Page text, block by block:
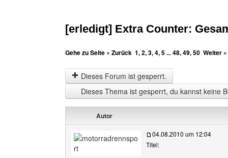
[erledigt] Extra Counter:
Gehe zu Seite « Zurück 1,2,3,4,5...48,49,50 Weiter »
Dieses Forum ist gesperrt.
Dieses Thema ist gesperrt, du kannst keine
Autor
04.08.2010 um 12:04
Titel: